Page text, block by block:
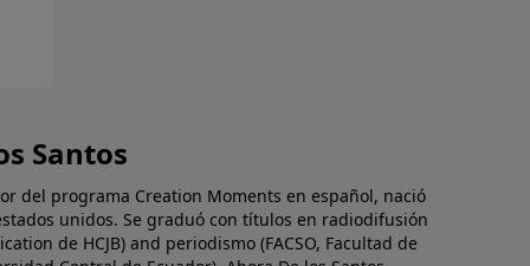
Santos
del programa Creation Moments en español, nació
unidos. Se graduó con títulos en radiodifusión
de HCJB) and periodismo (FACSO, Facultad de